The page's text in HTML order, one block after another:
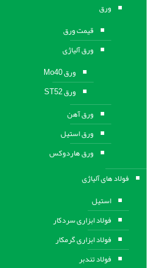
ورق
قیمت ورق
ورق آلیاژی
ورق Mo40
ورق ST52
ورق آهن
ورق استيل
ورق هاردوکس
فولاد های آلیاژی
استیل
فولاد ابزاری سردکار
فولاد ابزاری گرمکار
فولاد تندبر